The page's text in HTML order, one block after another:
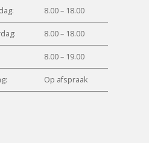
8.00 – 18.00
8.00 – 18.00
8.00 – 19.00
Op afspraak